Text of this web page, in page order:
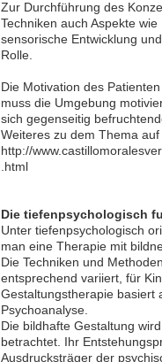
Zur Durchführung des
Techniken auch Aspekte
sensorische Entwicklung
Rolle.
Die Motivation des
muss die Umgebung
sich gegenseitig
Weiteres zu dem Thema
http://
.html
Die tiefenpsychologisch
Unter tiefenpsychologisch
man eine Therapie mit
Die Techniken und
entsprechend variiert, für
Gestaltungstherapie basiert
Psychoanalyse.
Die bildhafte Gestaltung
betrachtet. Ihr
Ausdrucksträger der